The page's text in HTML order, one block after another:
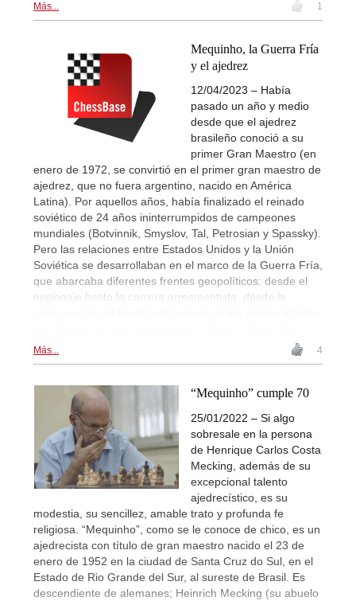
Más... 1
Mequinho, la Guerra Fría
y el ajedrez
12/04/2023 – Había
pasado un año y medio
desde que el ajedrez
brasileño conoció a su
primer Gran Maestro (en
enero de 1972, se convirtió en el primer gran maestro de
ajedrez, que no fuera argentino, nacido en América
Latina). Por aquellos años, había finalizado el reinado
soviético de 24 años ininterrumpidos de campeones
mundiales (Botvinnik, Smyslov, Tal, Petrosian y Spassky).
Pero las relaciones entre Estados Unidos y la Unión
Soviética se desarrollaban en el marco de la Guerra Fría,
que abarcaba diferentes frentes geopolíticos: desde el
espionaje hasta la carrera armamentista, desde la
Más... 4
“Mequinho” cumple 70
25/01/2022 – Si algo
sobresale en la persona
de Henrique Carlos Costa
Mecking, además de su
excepcional talento
ajedrecístico, es su
modestia, su sencillez, amable trato y profunda fe
religiosa. “Mequinho”, como se le conoce de chico, es un
ajedrecista con título de gran maestro nacido el 23 de
enero de 1952 en la ciudad de Santa Cruz do Sul, en el
Estado de Rio Grande del Sur, al sureste de Brasil. Es
descendiente de alemanes; Heinrich Mecking (su abuelo